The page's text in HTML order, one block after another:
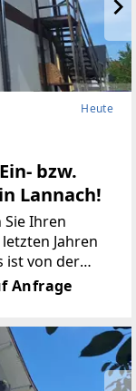
Heute
bzw.
Lannach!
Ihren
Jahren
ist von der
Anfrage